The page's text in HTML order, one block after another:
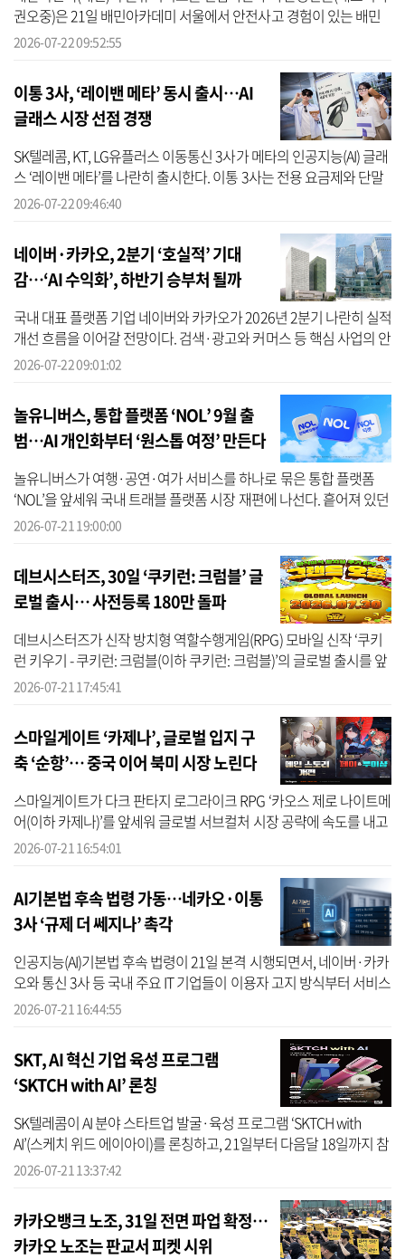
권오중)은 21일 배민아카데미 서울에서 안전사고 경험이 있는 배민
커넥트 라이더를 대상으로 안전 역량 강화 교육을 진행했다고 22일
2026-07-22 09:52:55
이통 3사, ‘레이밴 메타’ 동시 출시…AI
글래스 시장 선점 경쟁
SK텔레콤, KT, LG유플러스 이동통신 3사가 메타의 인공지능(AI) 글래
스 ‘레이밴 메타’를 나란히 출시한다. 이통 3사는 전용 요금제와 단말
할인, 오프라인 체험 공간을 앞세워 스마트폰에 이어 AI 글래스를 새
2026-07-22 09:46:40
네이버·카카오, 2분기 ‘호실적’ 기대
감…‘AI 수익화’, 하반기 승부처 될까
국내 대표 플랫폼 기업 네이버와 카카오가 2026년 2분기 나란히 실적
개선 흐름을 이어갈 전망이다. 검색·광고와 커머스 등 핵심 사업의 안
정적인 성장세가 이어지는 가운데, 하반기에 인공지능(AI) 투자 성과
2026-07-22 09:01:02
놀유니버스, 통합 플랫폼 ‘NOL’ 9월 출
범…AI 개인화부터 ‘원스톱 여정’ 만든다
놀유니버스가 여행·공연·여가 서비스를 하나로 묶은 통합 플랫폼
‘NOL’을 앞세워 국내 트래블 플랫폼 시장 재편에 나선다. 흩어져 있던
여행·문화·여가 역량을 단일 플랫폼으로 집결시키며 ‘AI 트래블 에이
2026-07-21 19:00:00
데브시스터즈, 30일 ‘쿠키런: 크럼블’ 글
로벌 출시… 사전등록 180만 돌파
데브시스터즈가 신작 방치형 역할수행게임(RPG) 모바일 신작 ‘쿠키
런 키우기 - 쿠키런: 크럼블(이하 쿠키런: 크럼블)’의 글로벌 출시를 앞
두고 흥행 기대감을 높이고 있다. 출시일을 오는 30일로 확정한 가운
2026-07-21 17:45:41
스마일게이트 ‘카제나’, 글로벌 입지 구
축 ‘순항’… 중국 이어 북미 시장 노린다
스마일게이트가 다크 판타지 로그라이크 RPG ‘카오스 제로 나이트메
어(이하 카제나)’를 앞세워 글로벌 서브컬처 시장 공략에 속도를 내고
있다. 중국 시장에서 의미 있는 흥행 성과를 거둔 데 이어 북미 최대
2026-07-21 16:54:01
AI기본법 후속 법령 가동…네카오·이통
3사 ‘규제 더 쎄지나’ 촉각
인공지능(AI)기본법 후속 법령이 21일 본격 시행되면서, 네이버·카카
오와 통신 3사 등 국내 주요 IT 기업들이 이용자 고지 방식부터 서비스
출시 전 위험평가, 내부 의사결정 체계까지 운영 전반을 재정비하고
2026-07-21 16:44:55
SKT, AI 혁신 기업 육성 프로그램
‘SKTCH with AI’ 론칭
SK텔레콤이 AI 분야 스타트업 발굴·육성 프로그램 ‘SKTCH with
AI’(스케치 위드 에이아이)를 론칭하고, 21일부터 다음달 18일까지 참
여 스타트업을 모집한다고 밝혔다. ‘SKTCH’는 SKT와 테크의 합성어
2026-07-21 13:37:42
카카오뱅크 노조, 31일 전면 파업 확정…
카카오 노조는 판교서 피켓 시위